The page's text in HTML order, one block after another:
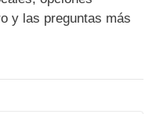
y las preguntas más